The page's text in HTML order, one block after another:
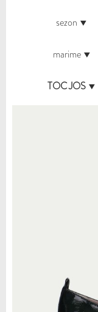
sezon
marime
TOC JOS